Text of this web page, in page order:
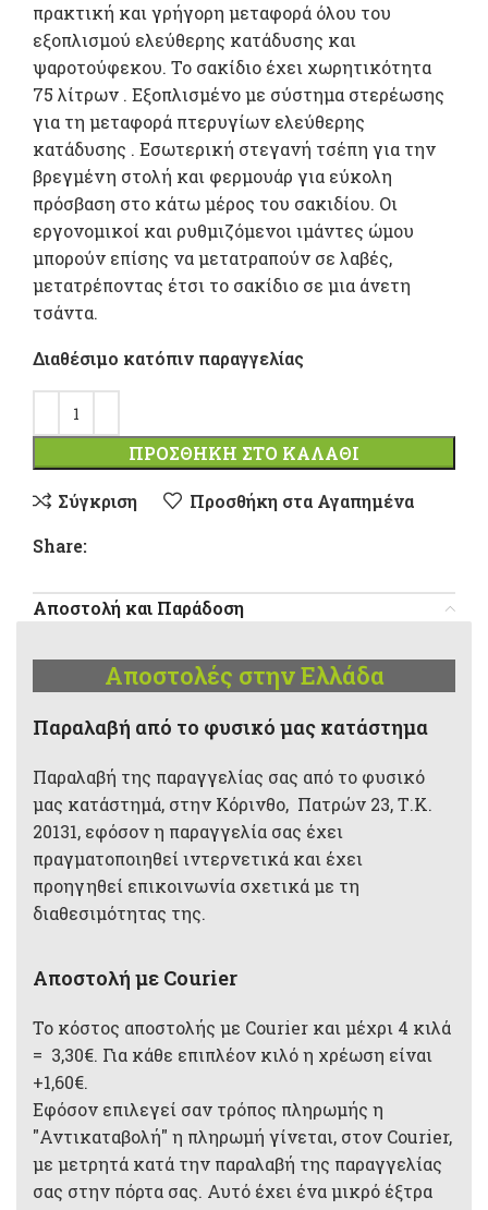
πρακτική και γρήγορη μεταφορά όλου του
εξοπλισμού ελεύθερης κατάδυσης και
ψαροτούφεκου. Το σακίδιο έχει χωρητικότητα
75 λίτρων . Εξοπλισμένο με σύστημα στερέωσης
για τη μεταφορά πτερυγίων ελεύθερης
κατάδυσης . Εσωτερική στεγανή τσέπη για την
βρεγμένη στολή και φερμουάρ για εύκολη
πρόσβαση στο κάτω μέρος του σακιδίου. Οι
εργονομικοί και ρυθμιζόμενοι ιμάντες ώμου
μπορούν επίσης να μετατραπούν σε λαβές,
μετατρέποντας έτσι το σακίδιο σε μια άνετη
τσάντα.
Διαθέσιμο κατόπιν παραγγελίας
ΠΡΟΣΘΉΚΗ ΣΤΟ ΚΑΛΆΘΙ
Σύγκριση
Προσθήκη στα Αγαπημένα
Share:
Αποστολή και Παράδοση
Αποστολές στην Ελλάδα
Παραλαβή από το φυσικό μας κατάστημα
Παραλαβή της παραγγελίας σας από το φυσικό
μας κατάστημά, στην Κόρινθο, Πατρών 23, Τ.Κ.
20131, εφόσον η παραγγελία σας έχει
πραγματοποιηθεί ιντερνετικά και έχει
προηγηθεί επικοινωνία σχετικά με τη
διαθεσιμότητας της.
Αποστολή με Courier
Το κόστος αποστολής με Courier και μέχρι 4 κιλά
= 3,30€. Για κάθε επιπλέον κιλό η χρέωση είναι
+1,60€.
Εφόσον επιλεγεί σαν τρόπος πληρωμής η
"Αντικαταβολή" η πληρωμή γίνεται, στον Courier,
με μετρητά κατά την παραλαβή της παραγγελίας
σας στην πόρτα σας. Αυτό έχει ένα μικρό έξτρα